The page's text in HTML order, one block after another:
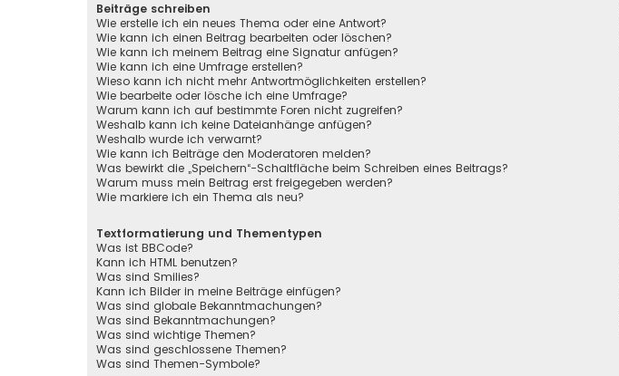
Beiträge schreiben
Wie erstelle ich ein neues Thema oder eine Antwort?
Wie kann ich einen Beitrag bearbeiten oder löschen?
Wie kann ich meinem Beitrag eine Signatur anfügen?
Wie kann ich eine Umfrage erstellen?
Wieso kann ich nicht mehr Antwortmöglichkeiten erstellen?
Wie bearbeite oder lösche ich eine Umfrage?
Warum kann ich auf bestimmte Foren nicht zugreifen?
Weshalb kann ich keine Dateianhänge anfügen?
Weshalb wurde ich verwarnt?
Wie kann ich Beiträge den Moderatoren melden?
Was bewirkt die „Speichern“-Schaltfläche beim Schreiben eines Beitrags?
Warum muss mein Beitrag erst freigegeben werden?
Wie markiere ich ein Thema als neu?
Textformatierung und Thementypen
Was ist BBCode?
Kann ich HTML benutzen?
Was sind Smilies?
Kann ich Bilder in meine Beiträge einfügen?
Was sind globale Bekanntmachungen?
Was sind Bekanntmachungen?
Was sind wichtige Themen?
Was sind geschlossene Themen?
Was sind Themen-Symbole?